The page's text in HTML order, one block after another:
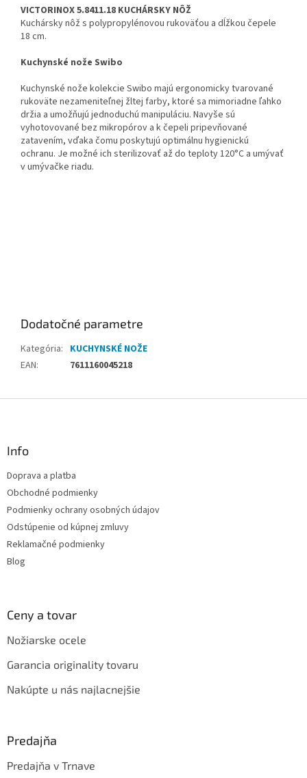
VICTORINOX 5.8411.18 KUCHÁRSKY NÔŽ
Kuchársky nôž s polypropylénovou rukoväťou a dĺžkou čepele
18 cm.
Kuchynské nože Swibo
Kuchynské nože kolekcie Swibo majú ergonomicky tvarované
rukoväte nezameniteľnej žltej farby, ktoré sa mimoriadne ľahko
držia a umožňujú jednoduchú manipuláciu. Navyše sú
vyhotovované bez mikropórov a k čepeli pripevňované
zatavením, vďaka čomu poskytujú optimálnu hygienickú
ochranu. Je možné ich sterilizovať až do teploty 120°C a umývať
v umývačke riadu.
Dodatočné parametre
Kategória: KUCHYNSKÉ NOŽE
EAN: 7611160045218
Info
Doprava a platba
Obchodné podmienky
Podmienky ochrany osobných údajov
Odstúpenie od kúpnej zmluvy
Reklamačné podmienky
Blog
Ceny a tovar
Nožiarske ocele
Garancia originality tovaru
Nakúpte u nás najlacnejšie
Predajňa
Predajňa v Trnave